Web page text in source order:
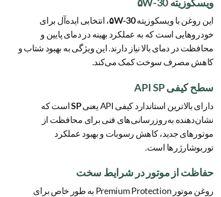
این روغن با ویسکوزیته۵W-30، انتخابی ایده‌آل برای
خودروهایی است که به عملکرد بهینه در دمای پایین و
محافظت در دمای بالا نیاز دارند. این ویژگی به بهبود شتاب و
کاهش مصرف سوخت کمک می‌کند.
سطح کیفی API SP
دارای بالاترین استاندارد کیفی API یعنی SPاست که
نشان‌دهنده به‌روزرسانی‌های فنی برای محافظت از
موتورهای جدید، کاهش رسوبات و بهبود عملکرد
توربوشارژرها است.
حفاظت از موتور در شرایط سخت
روغن موتور Premium Protection به طور خاص برای